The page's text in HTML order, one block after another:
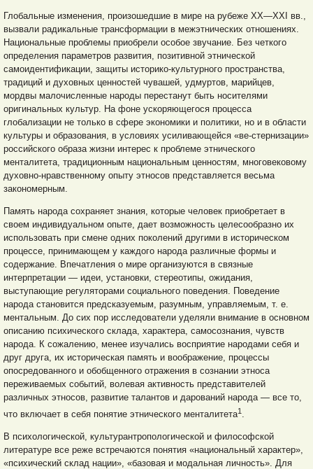
Глобальные изменения, произошедшие в мире на рубеже XX—XXI вв.,
вызвали радикальные трансформации в межэтнических отношениях.
Национальные проблемы приобрели особое звучание. Без четкого
определения параметров развития, позитивной этнической
самоидентификации, защиты историко-культурного пространства,
традиций и духовных ценностей чувашей, удмуртов, марийцев,
мордвы малочисленные народы перестанут быть носителями
оригинальных культур. На фоне ускоряющегося процесса
глобализации не только в сфере экономики и политики, но и в области
культуры и образования, в условиях усиливающейся «ве-стернизации»
российского образа жизни интерес к проблеме этнического
менталитета, традиционным национальным ценностям, многовековому
духовно-нравственному опыту этносов представляется весьма
закономерным.
Память народа сохраняет знания, которые человек приобретает в
своем индивидуальном опыте, дает возможность целесообразно их
использовать при смене одних поколений другими в историческом
процессе, принимающем у каждого народа различные формы и
содержание. Впечатления о мире организуются в связные
интерпретации — идеи, установки, стереотипы, ожидания,
выступающие регуляторами социального поведения. Поведение
народа становится предсказуемым, разумным, управляемым, т. е.
ментальным. До сих пор исследователи уделяли внимание в основном
описанию психического склада, характера, самосознания, чувств
народа. К сожалению, менее изучались восприятие народами себя и
друг друга, их историческая память и воображение, процессы
опосредованного и обобщенного отражения в сознании этноса
переживаемых событий, волевая активность представителей
различных этносов, развитие талантов и дарований народа — все то,
что включает в себя понятие этнического менталитета1
В психологической, культурантропологической и философской
литературе все реже встречаются понятия «национальный характер»,
«психический склад нации», «базовая и модальная личность». Для